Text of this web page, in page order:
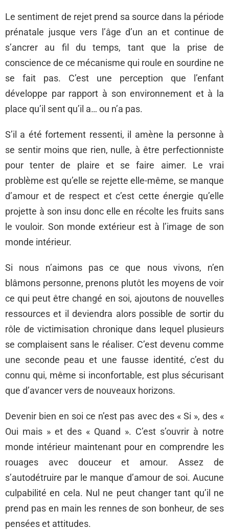
Le sentiment de rejet prend sa source dans la période
prénatale jusque vers l’âge d’un an et continue de
s’ancrer au fil du temps, tant que la prise de
conscience de ce mécanisme qui roule en sourdine ne
se fait pas. C’est une perception que l’enfant
développe par rapport à son environnement et à la
place qu’il sent qu’il a… ou n’a pas.
S’il a été fortement ressenti, il amène la personne à
se sentir moins que rien, nulle, à être perfectionniste
pour tenter de plaire et se faire aimer. Le vrai
problème est qu’elle se rejette elle-même, se manque
d’amour et de respect et c’est cette énergie qu’elle
projette à son insu donc elle en récolte les fruits sans
le vouloir. Son monde extérieur est à l’image de son
monde intérieur.
Si nous n’aimons pas ce que nous vivons, n’en
blâmons personne, prenons plutôt les moyens de voir
ce qui peut être changé en soi, ajoutons de nouvelles
ressources et il deviendra alors possible de sortir du
rôle de victimisation chronique dans lequel plusieurs
se complaisent sans le réaliser. C’est devenu comme
une seconde peau et une fausse identité, c’est du
connu qui, même si inconfortable, est plus sécurisant
que d’avancer vers de nouveaux horizons.
Devenir bien en soi ce n’est pas avec des « Si », des «
Oui mais » et des « Quand ». C’est s’ouvrir à notre
monde intérieur maintenant pour en comprendre les
rouages avec douceur et amour. Assez de
s’autodétruire par le manque d’amour de soi. Aucune
culpabilité en cela. Nul ne peut changer tant qu’il ne
prend pas en main les rennes de son bonheur, de ses
pensées et attitudes.